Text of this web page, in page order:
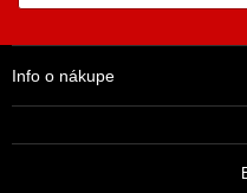
Info o nákupe